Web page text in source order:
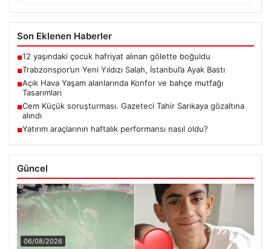
Son Eklenen Haberler
■12 yaşındaki çocuk hafriyat alınan gölette boğuldu
■Trabzonspor’un Yeni Yıldızı Salah, İstanbul’a Ayak Bastı
■Açık Hava Yaşam alanlarında Konfor ve bahçe mutfağı
Tasarımları
■Cem Küçük soruşturması. Gazeteci Tahir Sarıkaya gözaltına
alındı
■Yatırım araçlarının haftalık performansı nasıl oldu?
Güncel
06/08/2026